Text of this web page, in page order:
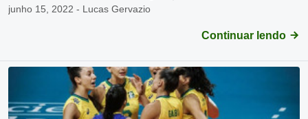
junho 15, 2022 - Lucas Gervazio
Continuar lendo